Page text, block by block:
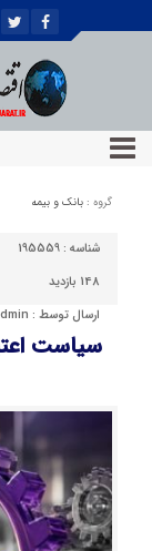
گروه : بانک و بیمه
شناسه : 195559
148 بازدید
ارسال توسط :
سیاست